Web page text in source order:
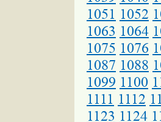
1051 1052
1063 1064
1075 1076
1087 1088
1099 1100
1111 1112
1123 1124